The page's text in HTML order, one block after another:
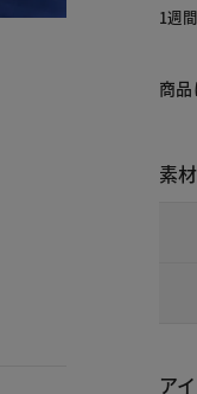
1週
商
素材
ア